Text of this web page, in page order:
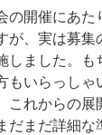
の開催にあた
が、実は募集
しました。も
もいらっしゃ
これからの展
だまだ詳細